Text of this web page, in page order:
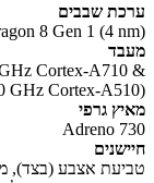
שבבים
8 Gen 1 (4
GHz Cortex-
GHz Cortex-
גרפי
Adreno
אצבע (בצד), מד